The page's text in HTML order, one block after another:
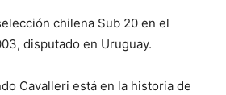
chilena Sub 20 en el
disputado en Uruguay.
Cavalleri está en la historia de